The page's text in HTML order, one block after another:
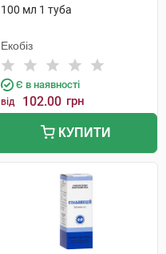
100 мл 1 туба
Екобіз
Є в наявності
від 102.00 грн
КУПИТИ